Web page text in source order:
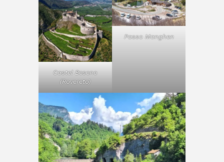
Castel Beseno
(Rovereto)
Passo Manghen